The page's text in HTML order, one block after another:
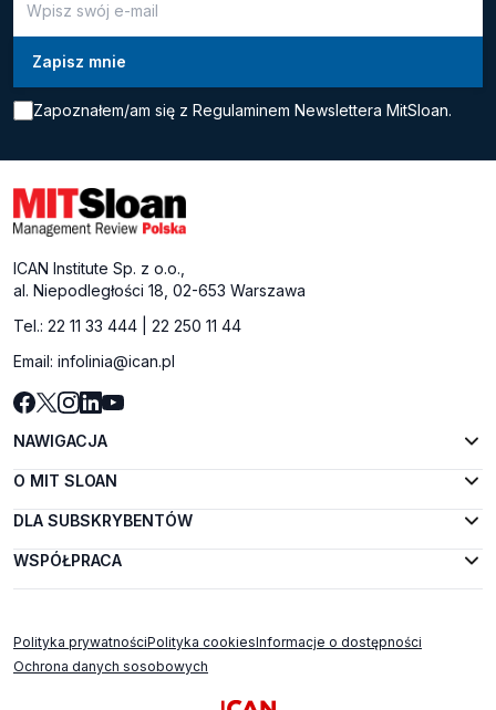
Zapoznałem/am się z Regulaminem Newslettera MitSloan.
NAWIGACJA
O MIT SLOAN
DLA SUBSKRYBENTÓW
WSPÓŁPRACA
ICAN Institute Sp. z o.o.,
al. Niepodległości 18, 02-653 Warszawa
Tel.: 22 11 33 444
22 250 11 44
Email: infolinia@ican.pl
Polityka prywatnościPolityka cookiesInformacje o dostępności
Ochrona danych sosobowych